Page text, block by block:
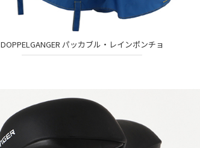
DOPPELGANGER パッカブル・レインポンチョ